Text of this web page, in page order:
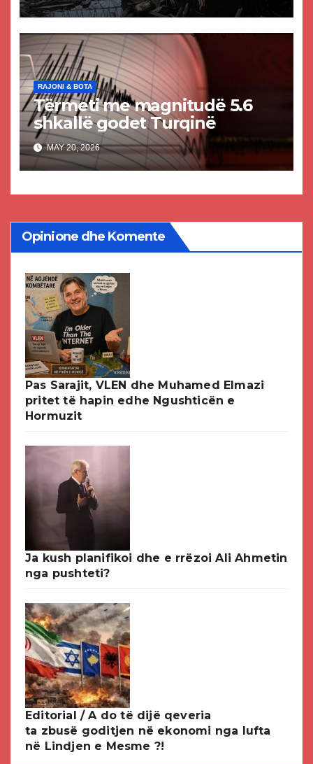
dhe shumë të plagosur
RAJONI & BOTA
Tërmeti me magnitudë 5.6
shkallë godet Turqinë
MAY 20, 2026
Opinione dhe Komente
Pas Sarajit, VLEN dhe Muhamed Elmazi
pritet të hapin edhe Ngushticën e
Hormuzit
Ja kush planifikoi dhe e rrëzoi Ali Ahmetin
nga pushteti?
Editorial / A do të dijë qeveria
ta zbusë goditjen në ekonomi nga lufta
në Lindjen e Mesme ?!